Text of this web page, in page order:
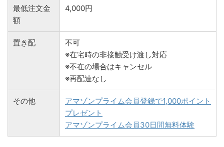
最低注文金
額
4,000円
置き配
不可
※在宅時の非接触受け渡し対応
※不在の場合はキャンセル
※再配達なし
その他
アマゾンプライム会員登録で1,000ポイント
プレゼント
アマゾンプライム会員30日間無料体験